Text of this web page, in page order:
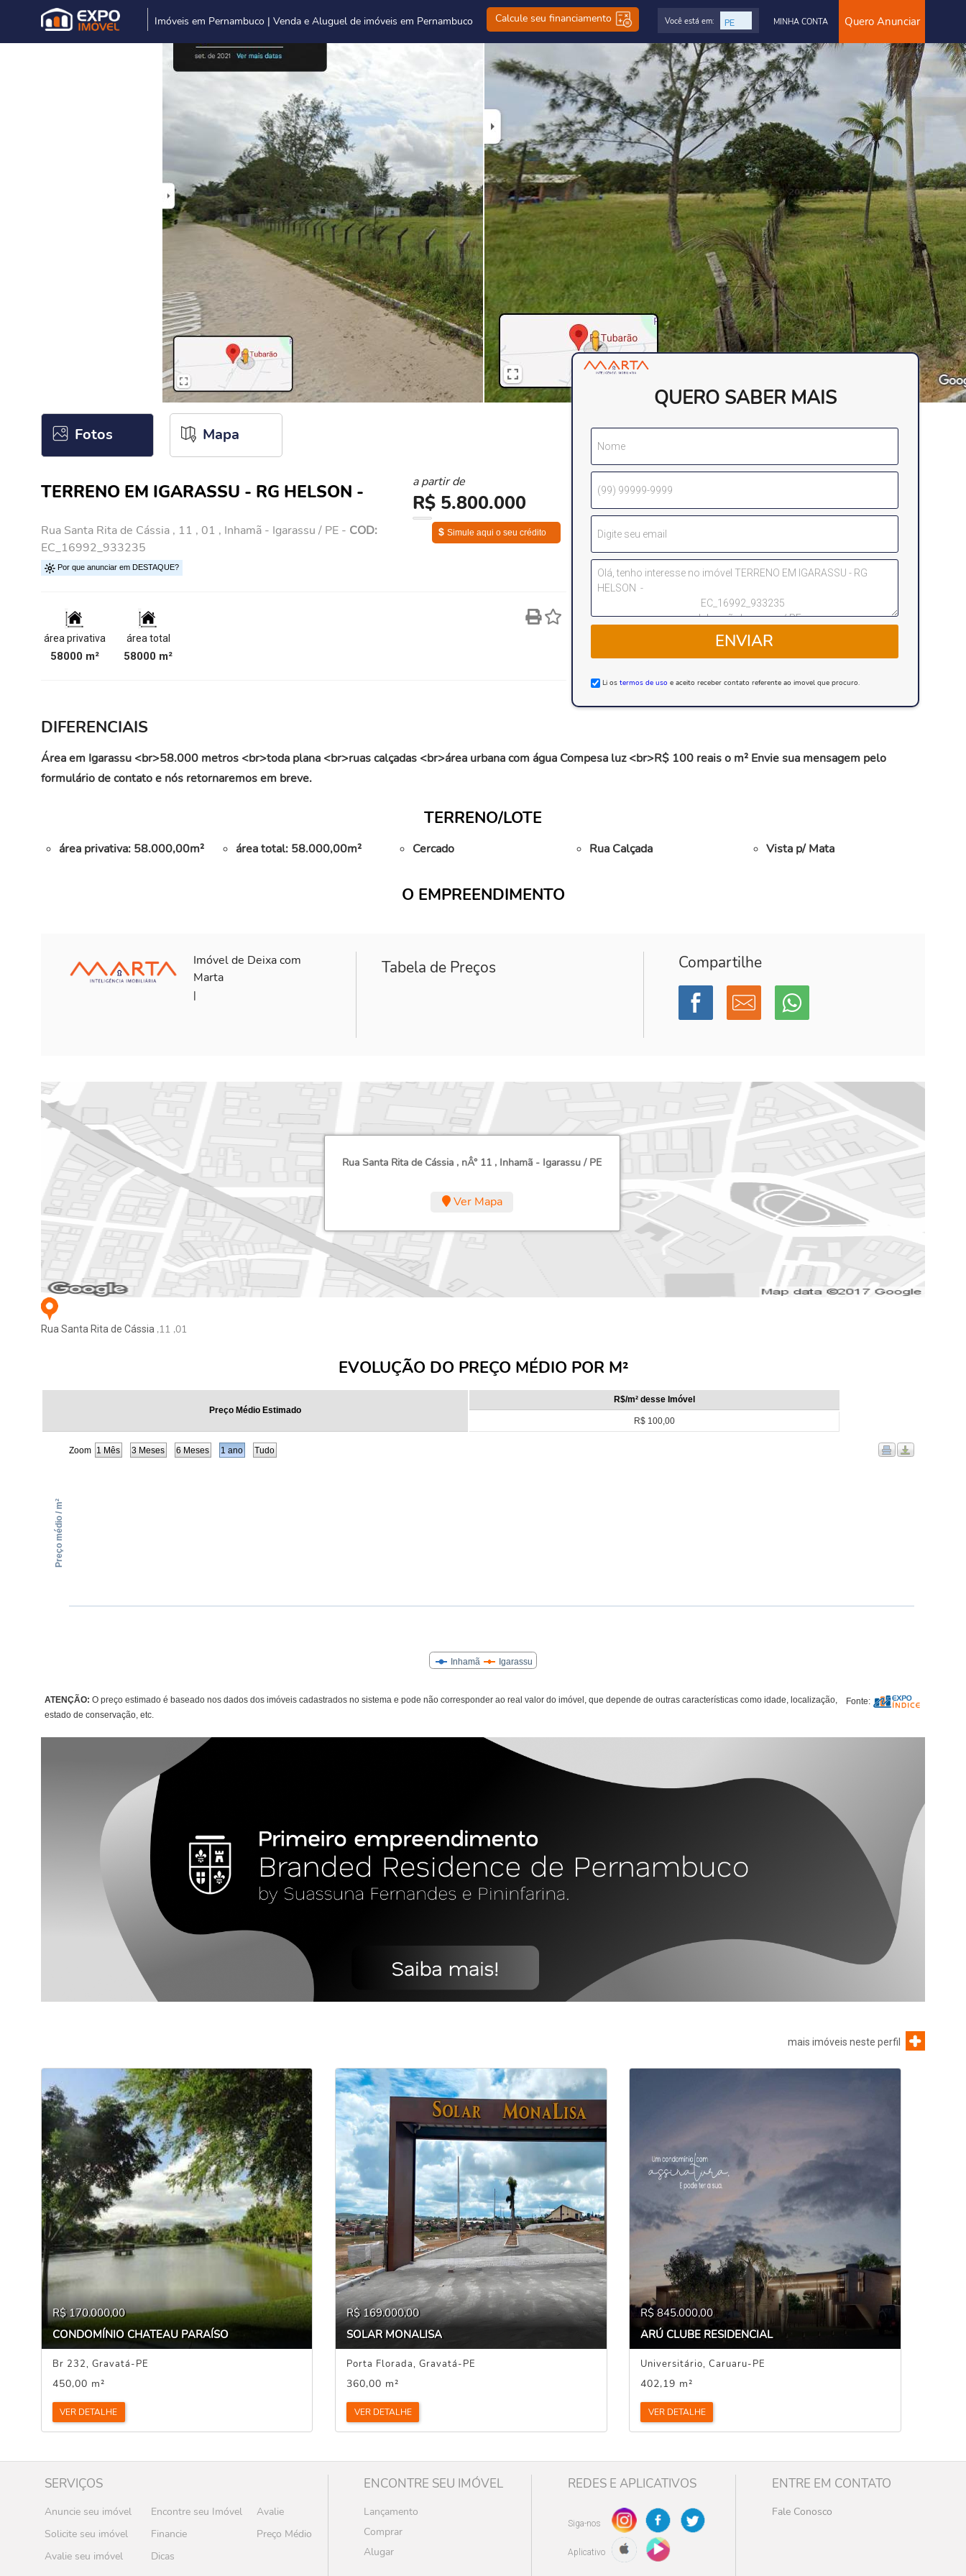
Imóveis em Pernambuco | Venda e Aluguel de imóveis em Pernambuco Calcule seu financiamento Quero Anunciar
MINHA CONTA
Você está em:
Fotos Mapa
TERRENO EM IGARASSU - RG HELSON -
Rua Santa Rita de Cássia , 11 , 01 , Inhamã - Igarassu / PE - COD:
EC_16992_933235
Por que anunciar em DESTAQUE?
a partir de
R$ 5.800.000
$ Simule aqui o seu crédito
área privativa
58000 m²
área total
58000 m²
QUERO SABER MAIS
ENVIAR
Li os termos de uso e aceito receber contato referente ao imovel que procuro.
DIFERENCIAIS
Área em Igarassu <br>58.000 metros <br>toda plana <br>ruas calçadas <br>área urbana com água Compesa luz <br>R$ 100 reais o m² Envie sua mensagem pelo
formulário de contato e nós retornaremos em breve.
TERRENO/LOTE
área privativa: 58.000,00m² área total: 58.000,00m² Cercado Rua Calçada Vista p/ Mata
O EMPREENDIMENTO
Imóvel de Deixa com
Marta
|
Tabela de Preços Compartilhe
Rua Santa Rita de Cássia , nÂ° 11 , Inhamã - Igarassu / PE
Ver Mapa
Rua Santa Rita de Cássia ,11 ,01
EVOLUÇÃO DO PREÇO MÉDIO POR M²
mais imóveis neste perfil
R$ 170.000,00
CONDOMÍNIO CHATEAU PARAÍSO
Br 232, Gravatá-PE
450,00 m²
VER DETALHE
R$ 169.000,00
SOLAR MONALISA
Porta Florada, Gravatá-PE
360,00 m²
VER DETALHE
R$ 845.000,00
ARÚ CLUBE RESIDENCIAL
Universitário, Caruaru-PE
402,19 m²
VER DETALHE
SERVIÇOS
Anuncie seu imóvel Encontre seu Imóvel
Avalie
Solicite seu imóvel
Financie
Preço Médio
Avalie seu imóvel
Dicas
ENCONTRE SEU IMÓVEL
Lançamento
Comprar
Alugar
REDES E APLICATIVOS
Siga-nos
Aplicativo
ENTRE EM CONTATO
Fale Conosco